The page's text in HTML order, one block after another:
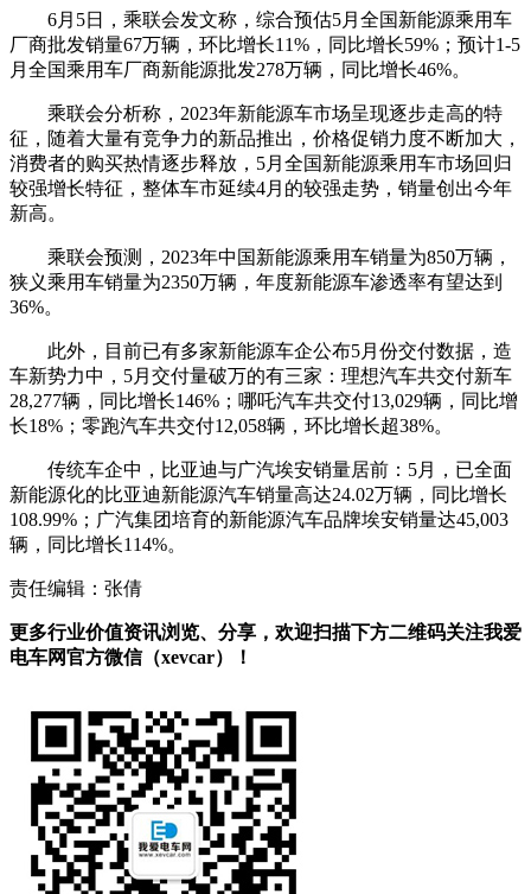
6月5日，乘联会发文称，综合预估5月全国新能源乘用车
厂商批发销量67万辆，环比增长11%，同比增长59%；预计1-5
月全国乘用车厂商新能源批发278万辆，同比增长46%。
乘联会分析称，2023年新能源车市场呈现逐步走高的特
征，随着大量有竞争力的新品推出，价格促销力度不断加大，
消费者的购买热情逐步释放，5月全国新能源乘用车市场回归
较强增长特征，整体车市延续4月的较强走势，销量创出今年
新高。
乘联会预测，2023年中国新能源乘用车销量为850万辆，
狭义乘用车销量为2350万辆，年度新能源车渗透率有望达到
36%。
此外，目前已有多家新能源车企公布5月份交付数据，造
车新势力中，5月交付量破万的有三家：理想汽车共交付新车
28,277辆，同比增长146%；哪吒汽车共交付13,029辆，同比增
长18%；零跑汽车共交付12,058辆，环比增长超38%。
传统车企中，比亚迪与广汽埃安销量居前：5月，已全面
新能源化的比亚迪新能源汽车销量高达24.02万辆，同比增长
108.99%；广汽集团培育的新能源汽车品牌埃安销量达45,003
辆，同比增长114%。
责任编辑：张倩
更多行业价值资讯浏览、分享，欢迎扫描下方二维码关注我爱
电车网官方微信（xevcar）！